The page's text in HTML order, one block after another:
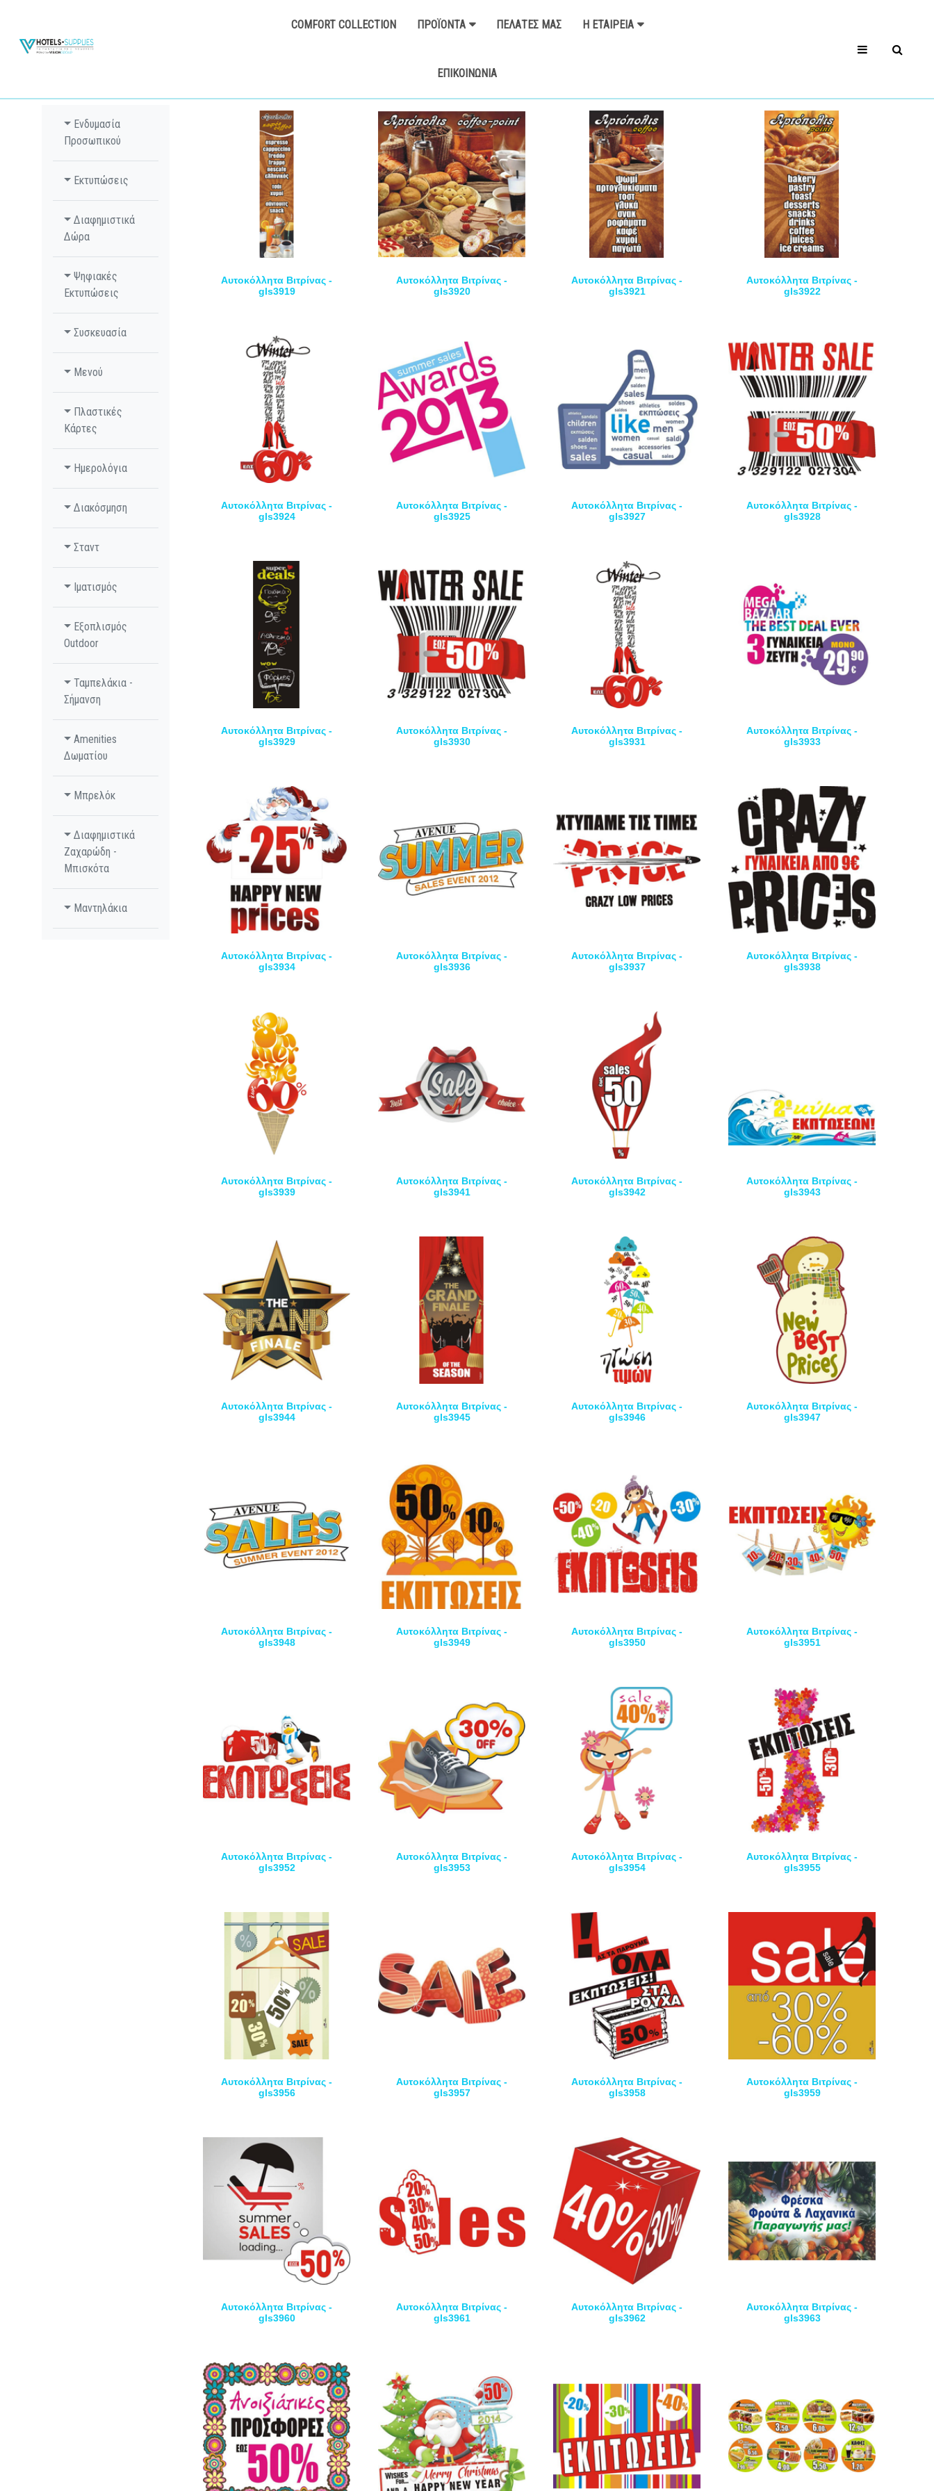
COMFORT COLLECTION ΠΡΟΪΌΝΤΑ ΠΕΛΆΤΕΣ ΜΑΣ Η ΕΤΑΙΡΕΊΑ
ΕΠΙΚΟΙΝΩΝΊΑ
Ενδυμασία
Προσωπικού
Εκτυπώσεις
Διαφημιστικά
Δώρα
Ψηφιακές
Εκτυπώσεις
Συσκευασία
Μενού
Πλαστικές
Κάρτες
Ημερολόγια
Διακόσμηση
Σταντ
Ιματισμός
Εξοπλισμός
Outdoor
Ταμπελάκια -
Σήμανση
Amenities
Δωματίου
Μπρελόκ
Διαφημιστικά
Ζαχαρώδη -
Μπισκότα
Μαντηλάκια
Αυτοκόλλητα Βιτρίνας -
gls3919
Αυτοκόλλητα Βιτρίνας -
gls3920
Αυτοκόλλητα Βιτρίνας -
gls3921
Αυτοκόλλητα Βιτρίνας -
gls3922
Αυτοκόλλητα Βιτρίνας -
gls3924
Αυτοκόλλητα Βιτρίνας -
gls3925
Αυτοκόλλητα Βιτρίνας -
gls3927
Αυτοκόλλητα Βιτρίνας -
gls3928
Αυτοκόλλητα Βιτρίνας -
gls3929
Αυτοκόλλητα Βιτρίνας -
gls3930
Αυτοκόλλητα Βιτρίνας -
gls3931
Αυτοκόλλητα Βιτρίνας -
gls3933
Αυτοκόλλητα Βιτρίνας -
gls3934
Αυτοκόλλητα Βιτρίνας -
gls3936
Αυτοκόλλητα Βιτρίνας -
gls3937
Αυτοκόλλητα Βιτρίνας -
gls3938
Αυτοκόλλητα Βιτρίνας -
gls3939
Αυτοκόλλητα Βιτρίνας -
gls3941
Αυτοκόλλητα Βιτρίνας -
gls3942
Αυτοκόλλητα Βιτρίνας -
gls3943
Αυτοκόλλητα Βιτρίνας -
gls3944
Αυτοκόλλητα Βιτρίνας -
gls3945
Αυτοκόλλητα Βιτρίνας -
gls3946
Αυτοκόλλητα Βιτρίνας -
gls3947
Αυτοκόλλητα Βιτρίνας -
gls3948
Αυτοκόλλητα Βιτρίνας -
gls3949
Αυτοκόλλητα Βιτρίνας -
gls3950
Αυτοκόλλητα Βιτρίνας -
gls3951
Αυτοκόλλητα Βιτρίνας -
gls3952
Αυτοκόλλητα Βιτρίνας -
gls3953
Αυτοκόλλητα Βιτρίνας -
gls3954
Αυτοκόλλητα Βιτρίνας -
gls3955
Αυτοκόλλητα Βιτρίνας -
gls3956
Αυτοκόλλητα Βιτρίνας -
gls3957
Αυτοκόλλητα Βιτρίνας -
gls3958
Αυτοκόλλητα Βιτρίνας -
gls3959
Αυτοκόλλητα Βιτρίνας -
gls3960
Αυτοκόλλητα Βιτρίνας -
gls3961
Αυτοκόλλητα Βιτρίνας -
gls3962
Αυτοκόλλητα Βιτρίνας -
gls3963